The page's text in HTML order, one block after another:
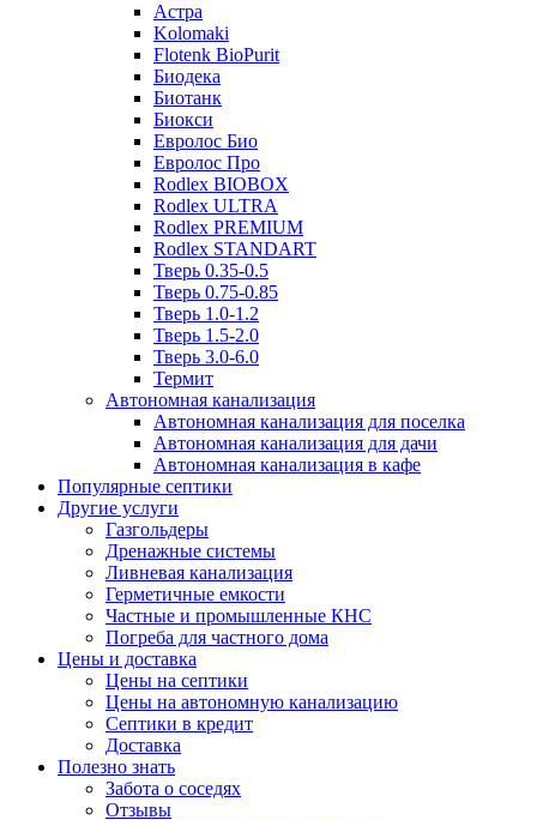
Астра
Kolomaki
Flotenk BioPurit
Биодека
Биотанк
Биокси
Евролос Био
Евролос Про
Rodlex BIOBOX
Rodlex ULTRA
Rodlex PREMIUM
Rodlex STANDART
Тверь 0.35-0.5
Тверь 0.75-0.85
Тверь 1.0-1.2
Тверь 1.5-2.0
Тверь 3.0-6.0
Термит
Автономная канализация
Автономная канализация для поселка
Автономная канализация для дачи
Автономная канализация в кафе
Популярные септики
Другие услуги
Газгольдеры
Дренажные системы
Ливневая канализация
Герметичные емкости
Частные и промышленные КНС
Погреба для частного дома
Цены и доставка
Цены на септики
Цены на автономную канализацию
Септики в кредит
Доставка
Полезно знать
Забота о соседях
Отзывы